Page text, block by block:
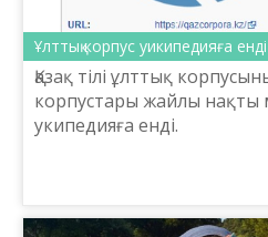
Ұлттық корпус уикипедияға енді
Қазақ тілі ұлттық
корпустары жайлы нақты
укипедияға енді.